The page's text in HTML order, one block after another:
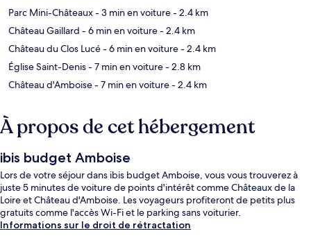
Parc Mini-Châteaux- 3 min en voiture- 2.4 km
Château Gaillard - 6 min en voiture- 2.4 km
Château du Clos Lucé- 6 min en voiture- 2.4 km
Église Saint-Denis- 7 min en voiture- 2.8 km
Château d'Amboise- 7 min en voiture- 2.4 km
À propos de cet hébergement
ibis budget Amboise
Lors de votre séjour dans ibis budget Amboise, vous vous trouverez à
juste 5 minutes de voiture de points d'intérêt comme Châteaux de la
Loire et Château d'Amboise. Les voyageurs profiteront de petits plus
gratuits comme l'accès Wi-Fi et le parking sans voiturier.
Informations sur le droit de rétractation